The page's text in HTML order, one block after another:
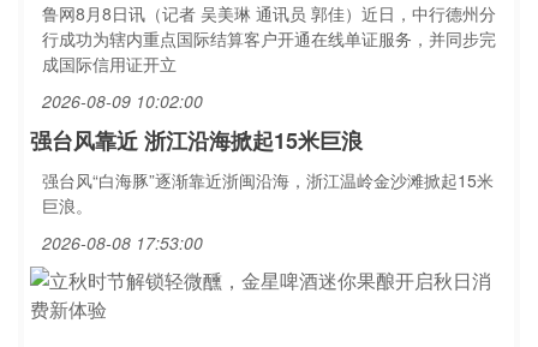
鲁网8月8日讯（记者 吴美琳 通讯员 郭佳）近日，中行德州分
行成功为辖内重点国际结算客户开通在线单证服务，并同步完
成国际信用证开立
2026-08-09 10:02:00
强台风靠近 浙江沿海掀起15米巨浪
强台风“白海豚”逐渐靠近浙闽沿海，浙江温岭金沙滩掀起15米
巨浪。
2026-08-08 17:53:00